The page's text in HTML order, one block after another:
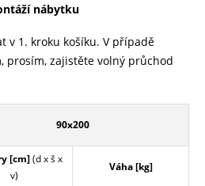
nábytku
v 1. kroku košíku. V případě
prosím, zajistěte volný průchod
90x200
[cm](d x š x
v)
Váha [kg]